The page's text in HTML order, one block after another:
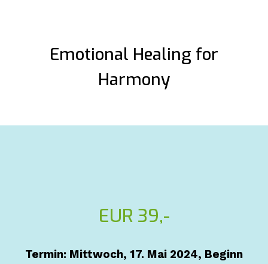
Emotional Healing for
Harmony
EUR 39,-
Termin: Mittwoch, 17. Mai 2024, Beginn